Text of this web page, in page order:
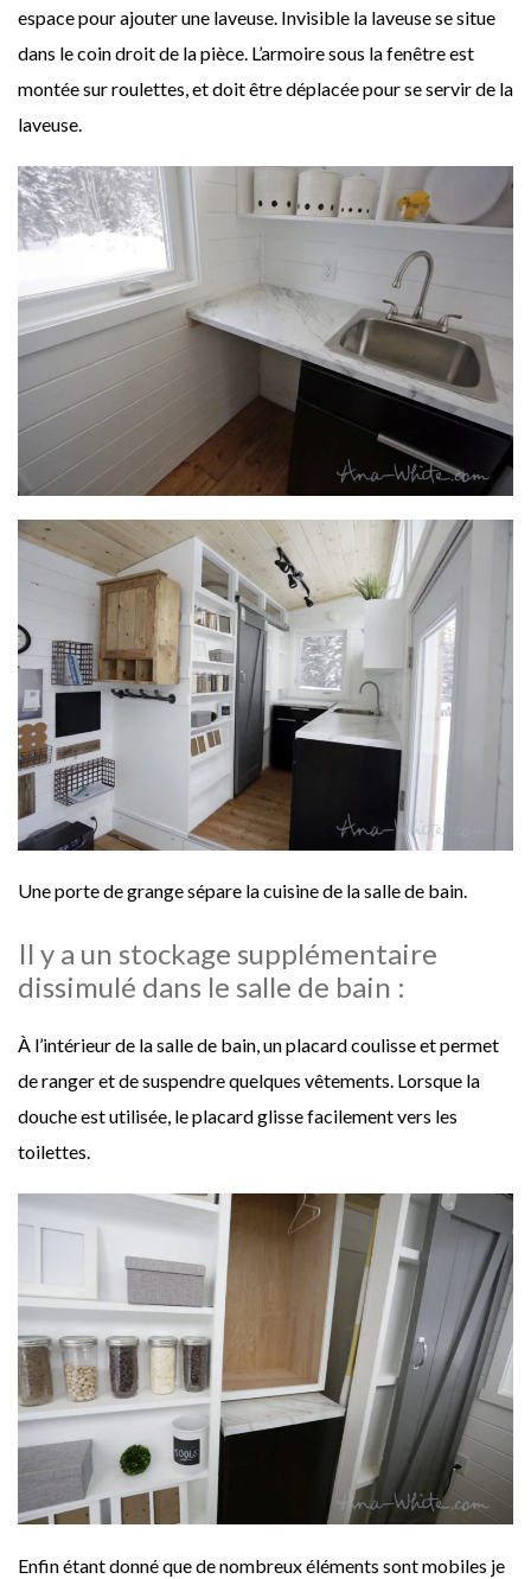
espace pour ajouter une laveuse. Invisible la laveuse se situe
dans le coin droit de la pièce. L’armoire sous la fenêtre est
montée sur roulettes, et doit être déplacée pour se servir de la
laveuse.
Une porte de grange sépare la cuisine de la salle de bain.
Il y a un stockage supplémentaire
dissimulé dans le salle de bain :
À l’intérieur de la salle de bain, un placard coulisse et permet
de ranger et de suspendre quelques vêtements. Lorsque la
douche est utilisée, le placard glisse facilement vers les
toilettes.
Enfin étant donné que de nombreux éléments sont mobiles je